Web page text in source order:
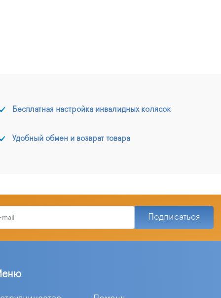
Бесплатная настройка инвалидных колясок
Удобный обмен и возврат товара
Подписаться